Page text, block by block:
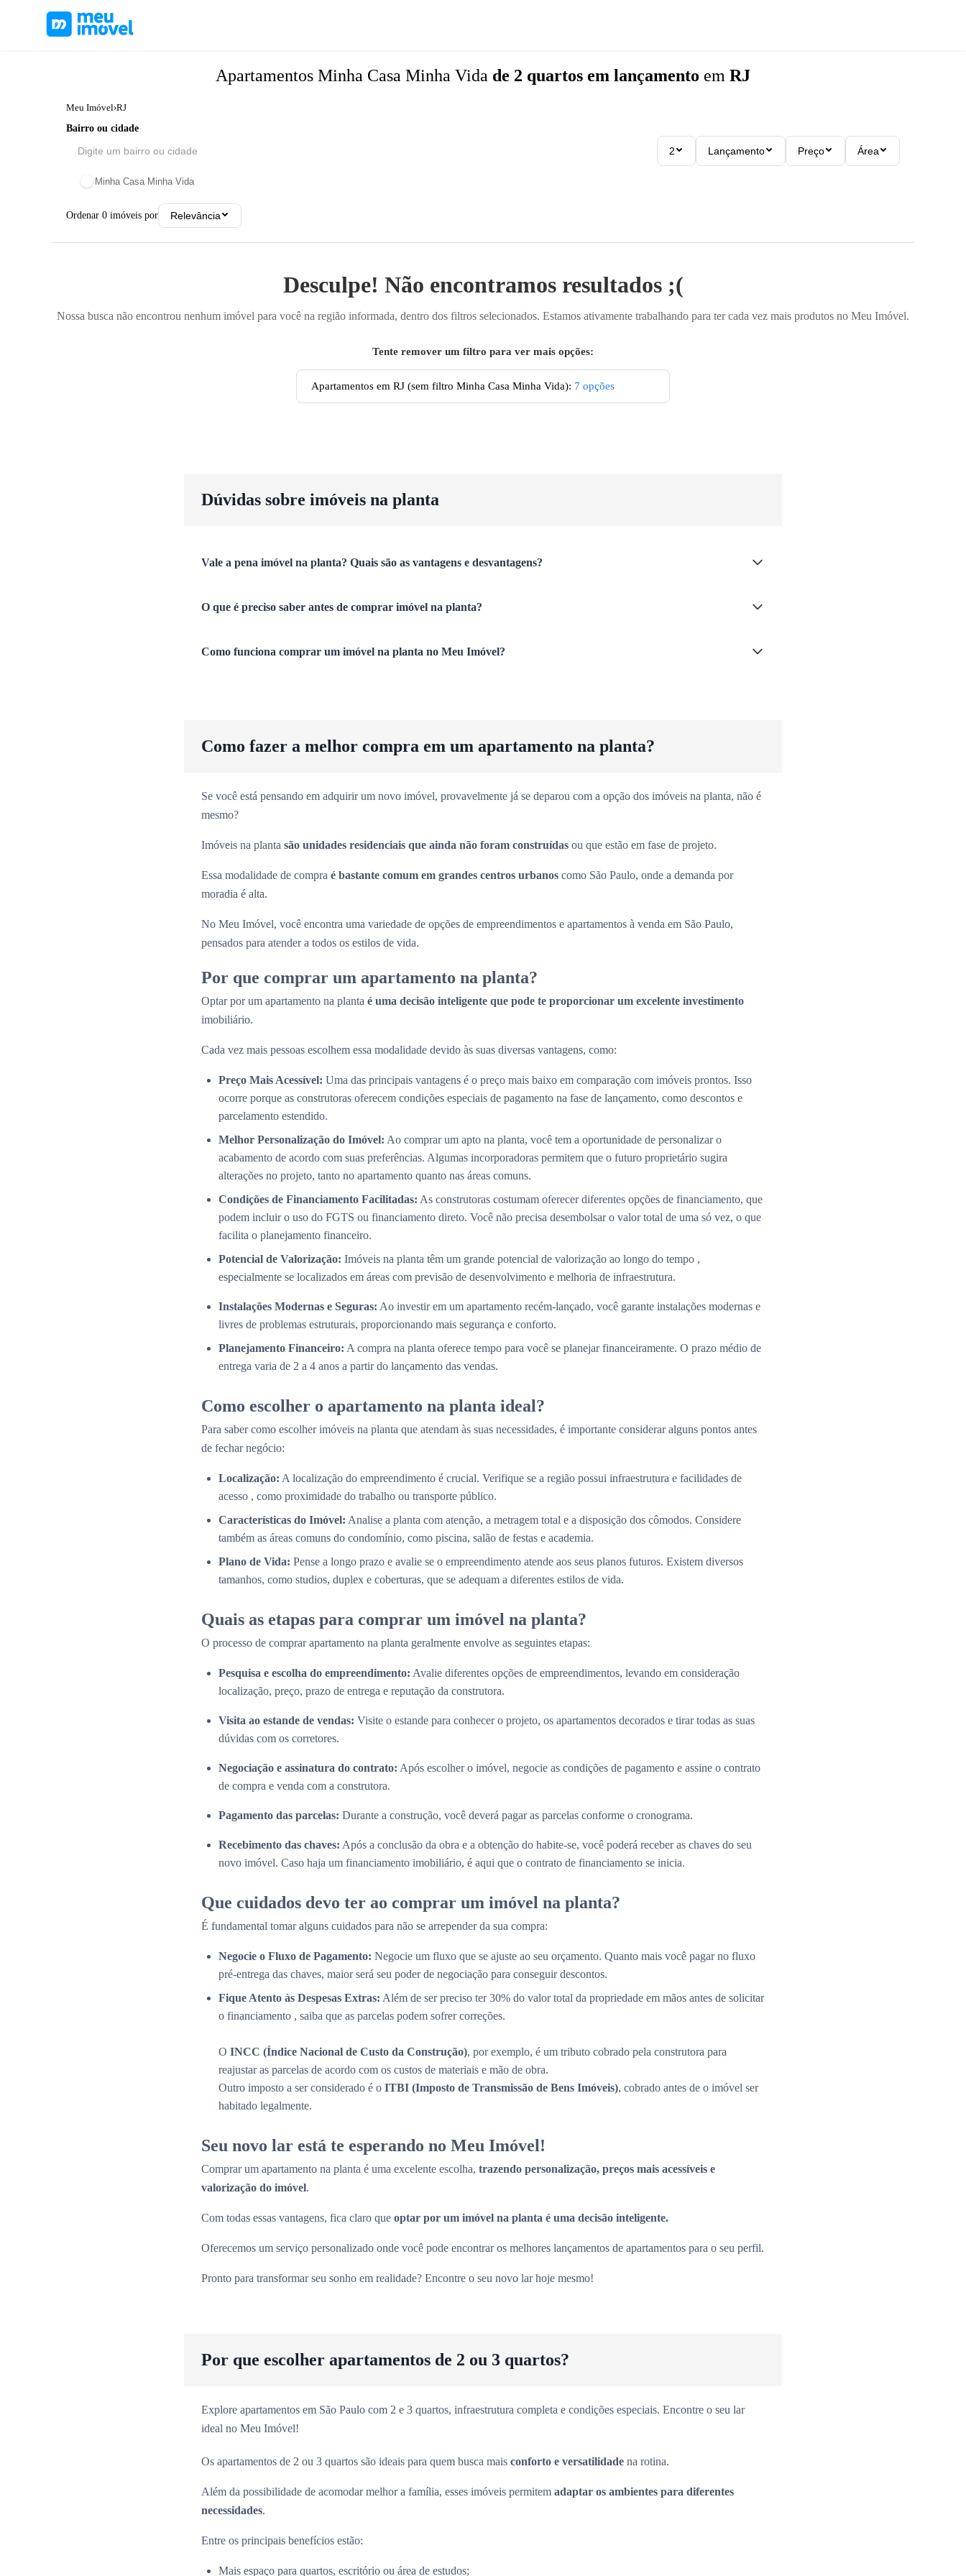
Apartamentos Minha Casa Minha Vida de 2 quartos em lançamento em RJ
Meu Imóvel›RJ
Bairro ou cidade
2 Lançamento Preço Área
Minha Casa Minha Vida
Ordenar 0 imóveis por Relevância
Desculpe! Não encontramos resultados ;(
Nossa busca não encontrou nenhum imóvel para você na região informada, dentro dos filtros selecionados. Estamos ativamente trabalhando para ter cada vez mais produtos no Meu Imóvel.
Tente remover um filtro para ver mais opções:
Apartamentos em RJ (sem filtro Minha Casa Minha Vida): 7 opções
Dúvidas sobre imóveis na planta
Vale a pena imóvel na planta? Quais são as vantagens e desvantagens?
O que é preciso saber antes de comprar imóvel na planta?
Como funciona comprar um imóvel na planta no Meu Imóvel?
Como fazer a melhor compra em um apartamento na planta?
Se você está pensando em adquirir um novo imóvel, provavelmente já se deparou com a opção dos imóveis na planta, não é
mesmo?
Imóveis na planta são unidades residenciais que ainda não foram construídas ou que estão em fase de projeto.
Essa modalidade de compra é bastante comum em grandes centros urbanos como São Paulo, onde a demanda por
moradia é alta.
No Meu Imóvel, você encontra uma variedade de opções de empreendimentos e apartamentos à venda em São Paulo,
pensados para atender a todos os estilos de vida.
Por que comprar um apartamento na planta?
Optar por um apartamento na planta é uma decisão inteligente que pode te proporcionar um excelente investimento
imobiliário.
Cada vez mais pessoas escolhem essa modalidade devido às suas diversas vantagens, como:
Preço Mais Acessível: Uma das principais vantagens é o preço mais baixo em comparação com imóveis prontos. Isso
ocorre porque as construtoras oferecem condições especiais de pagamento na fase de lançamento, como descontos e
parcelamento estendido.
Melhor Personalização do Imóvel: Ao comprar um apto na planta, você tem a oportunidade de personalizar o
acabamento de acordo com suas preferências. Algumas incorporadoras permitem que o futuro proprietário sugira
alterações no projeto, tanto no apartamento quanto nas áreas comuns.
Condições de Financiamento Facilitadas: As construtoras costumam oferecer diferentes opções de financiamento, que
podem incluir o uso do FGTS ou financiamento direto. Você não precisa desembolsar o valor total de uma só vez, o que
facilita o planejamento financeiro.
Potencial de Valorização: Imóveis na planta têm um grande potencial de valorização ao longo do tempo ,
especialmente se localizados em áreas com previsão de desenvolvimento e melhoria de infraestrutura.
Instalações Modernas e Seguras: Ao investir em um apartamento recém-lançado, você garante instalações modernas e
livres de problemas estruturais, proporcionando mais segurança e conforto.
Planejamento Financeiro: A compra na planta oferece tempo para você se planejar financeiramente. O prazo médio de
entrega varia de 2 a 4 anos a partir do lançamento das vendas.
Como escolher o apartamento na planta ideal?
Para saber como escolher imóveis na planta que atendam às suas necessidades, é importante considerar alguns pontos antes
de fechar negócio:
Localização: A localização do empreendimento é crucial. Verifique se a região possui infraestrutura e facilidades de
acesso , como proximidade do trabalho ou transporte público.
Características do Imóvel: Analise a planta com atenção, a metragem total e a disposição dos cômodos. Considere
também as áreas comuns do condomínio, como piscina, salão de festas e academia.
Plano de Vida: Pense a longo prazo e avalie se o empreendimento atende aos seus planos futuros. Existem diversos
tamanhos, como studios, duplex e coberturas, que se adequam a diferentes estilos de vida.
Quais as etapas para comprar um imóvel na planta?
O processo de comprar apartamento na planta geralmente envolve as seguintes etapas:
Pesquisa e escolha do empreendimento: Avalie diferentes opções de empreendimentos, levando em consideração
localização, preço, prazo de entrega e reputação da construtora.
Visita ao estande de vendas: Visite o estande para conhecer o projeto, os apartamentos decorados e tirar todas as suas
dúvidas com os corretores.
Negociação e assinatura do contrato: Após escolher o imóvel, negocie as condições de pagamento e assine o contrato
de compra e venda com a construtora.
Pagamento das parcelas: Durante a construção, você deverá pagar as parcelas conforme o cronograma.
Recebimento das chaves: Após a conclusão da obra e a obtenção do habite-se, você poderá receber as chaves do seu
novo imóvel. Caso haja um financiamento imobiliário, é aqui que o contrato de financiamento se inicia.
Que cuidados devo ter ao comprar um imóvel na planta?
É fundamental tomar alguns cuidados para não se arrepender da sua compra:
Negocie o Fluxo de Pagamento: Negocie um fluxo que se ajuste ao seu orçamento. Quanto mais você pagar no fluxo
pré-entrega das chaves, maior será seu poder de negociação para conseguir descontos.
Fique Atento às Despesas Extras: Além de ser preciso ter 30% do valor total da propriedade em mãos antes de solicitar
o financiamento , saiba que as parcelas podem sofrer correções.
O INCC (Índice Nacional de Custo da Construção), por exemplo, é um tributo cobrado pela construtora para
reajustar as parcelas de acordo com os custos de materiais e mão de obra.
Outro imposto a ser considerado é o ITBI (Imposto de Transmissão de Bens Imóveis), cobrado antes de o imóvel ser
habitado legalmente.
Seu novo lar está te esperando no Meu Imóvel!
Comprar um apartamento na planta é uma excelente escolha, trazendo personalização, preços mais acessíveis e
valorização do imóvel.
Com todas essas vantagens, fica claro que optar por um imóvel na planta é uma decisão inteligente.
Oferecemos um serviço personalizado onde você pode encontrar os melhores lançamentos de apartamentos para o seu perfil.
Pronto para transformar seu sonho em realidade? Encontre o seu novo lar hoje mesmo!
Por que escolher apartamentos de 2 ou 3 quartos?
Explore apartamentos em São Paulo com 2 e 3 quartos, infraestrutura completa e condições especiais. Encontre o seu lar
ideal no Meu Imóvel!
Os apartamentos de 2 ou 3 quartos são ideais para quem busca mais conforto e versatilidade na rotina.
Além da possibilidade de acomodar melhor a família, esses imóveis permitem adaptar os ambientes para diferentes
necessidades.
Entre os principais benefícios estão:
Mais espaço para quartos, escritório ou área de estudos;